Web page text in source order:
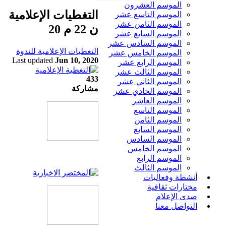
الموسم العشرون
الموسم التاسع عشر
الموسم الثامن عشر
الموسم السابع عشر
الموسم السادس عشر
الموسم الخامس عشر
الموسم الرابع عشر
الموسم الثالث عشر
الموسم الثاني عشر
الموسم الحادي عشر
الموسم العاشر
الموسم التاسع
الموسم الثامن
الموسم السابع
الموسم السادس
الموسم الخامس
الموسم الرابع
الموسم الثالث
أنشطة وفعاليات
مختارات ثقافية
صدى الإعلام
التواصل معنا
التغطيات الإعلامية
ن 22 م 20
التغطيات الإعلامية للندوة
Last updated Jun 10, 2020
433
مشاركة